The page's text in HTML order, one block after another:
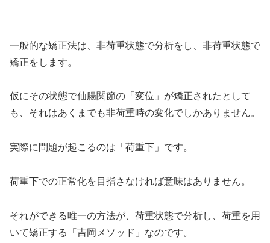
一般的な矯正法は、非荷重状態で分析をし、非荷重状態で
矯正をします。
仮にその状態で仙腸関節の「変位」が矯正されたとして
も、それはあくまでも非荷重時の変化でしかありません。
実際に問題が起こるのは「荷重下」です。
荷重下での正常化を目指さなければ意味はありません。
それができる唯一の方法が、荷重状態で分析し、荷重を用
いて矯正する「吉岡メソッド」なのです。